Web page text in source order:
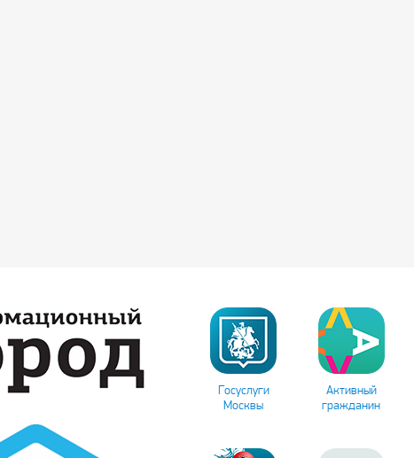
Госуслуги
Москвы
Активный
гражданин